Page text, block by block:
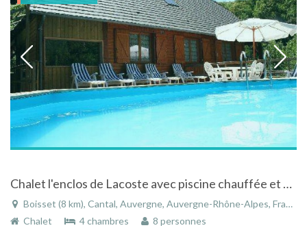
Chalet l'enclos de Lacoste avec piscine chauffée et spa à 45 mn du Super Lioran en Auvergne
Boisset (8 km), Cantal, Auvergne, Auvergne-Rhône-Alpes, France
Chalet
4 chambres 8 personnes